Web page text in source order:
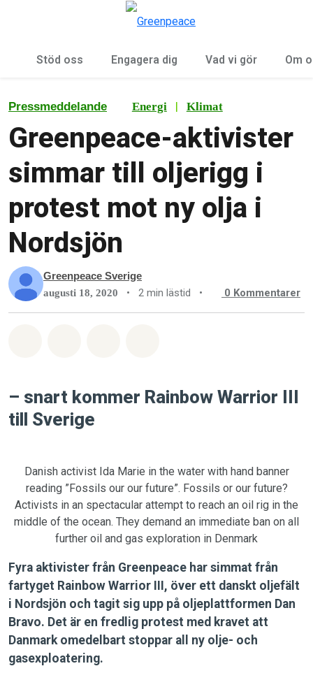
Stöd oss Engagera dig Vad vi gör Om
Pressmeddelande Energi | Klimat
Greenpeace-aktivister
simmar till oljerigg i
protest mot ny olja i
Nordsjön
Greenpeace Sverige
augusti 18, 2020 • 2 min lästid • 0 Kommentarer
– snart kommer Rainbow Warrior III
till Sverige
Danish activist Ida Marie in the water with hand banner
reading ”Fossils our our future”. Fossils or our future?
Activists in an spectacular attempt to reach an oil rig in the
middle of the ocean. They demand an immediate ban on all
further oil and gas exploration in Denmark
Fyra aktivister från Greenpeace har simmat från
fartyget Rainbow Warrior III, över ett danskt oljefält
i Nordsjön och tagit sig upp på oljeplattformen Dan
Bravo. Det är en fredlig protest med kravet att
Danmark omedelbart stoppar all ny olje- och
gasexploatering.